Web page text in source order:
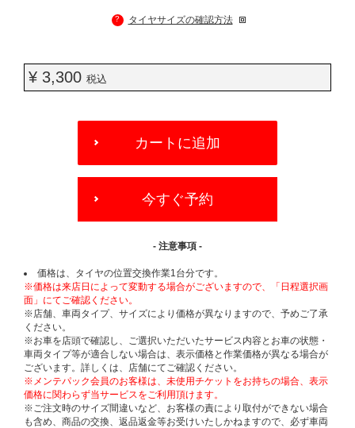
? タイヤサイズの確認方法
¥ 3,300 税込
OPTIONS
カートに追加
今すぐ予約
- 注意事項 -
価格は、タイヤの位置交換作業1台分です。
※価格は来店日によって変動する場合がございますので、「日程選択画
面」にてご確認ください。
※店舗、車両タイプ、サイズにより価格が異なりますので、予めご了承
ください。
※お車を店頭で確認し、ご選択いただいたサービス内容とお車の状態・
車両タイプ等が適合しない場合は、表示価格と作業価格が異なる場合が
ございます。詳しくは、店舗にてご確認ください。
※メンテパック会員のお客様は、未使用チケットをお持ちの場合、表示
価格に関わらず当サービスをご利用頂けます。
※ご注文時のサイズ間違いなど、お客様の責により取付ができない場合
も含め、商品の交換、返品返金等お受けいたしかねますので、必ず車両